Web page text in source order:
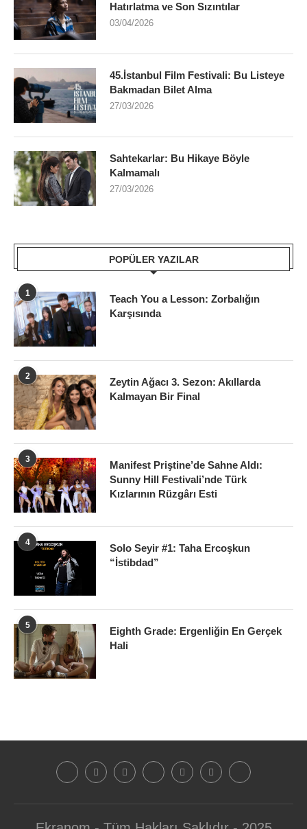
Hatırlatma ve Son Sızıntılar
03/04/2026
45.İstanbul Film Festivali: Bu Listeye
Bakmadan Bilet Alma
27/03/2026
Sahtekarlar: Bu Hikaye Böyle
Kalmamalı
27/03/2026
POPÜLER YAZILAR
1
Teach You a Lesson: Zorbalığın
Karşısında
2
Zeytin Ağacı 3. Sezon: Akıllarda
Kalmayan Bir Final
3
Manifest Priştine’de Sahne Aldı:
Sunny Hill Festivali’nde Türk
Kızlarının Rüzgârı Esti
4
Solo Seyir #1: Taha Ercoşkun
“İstibdad”
5
Eighth Grade: Ergenliğin En Gerçek
Hali